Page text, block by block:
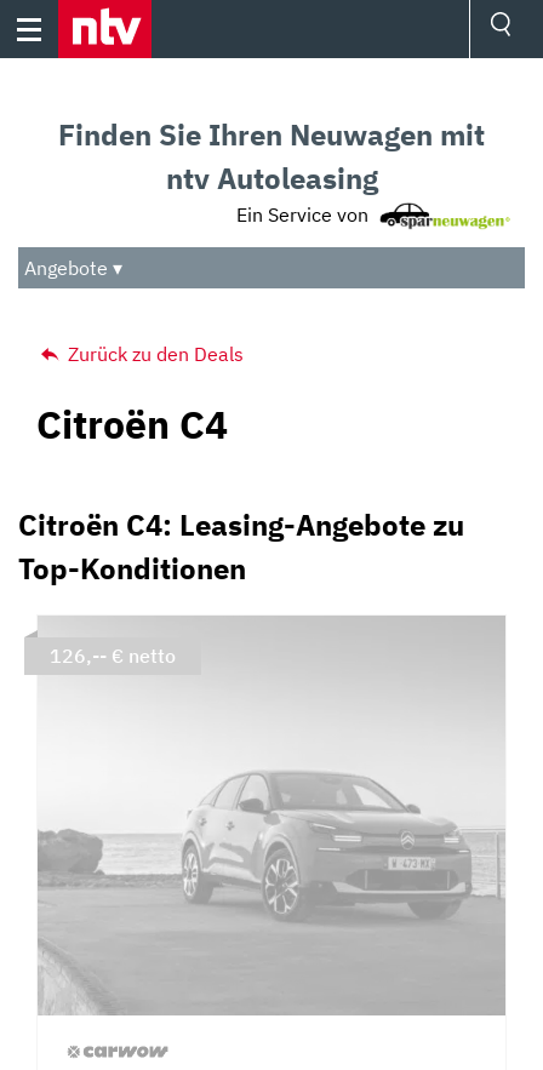
Skip
Audio
Das Beste
Finden Sie Ihren Neuwagen mit
ntv Autoleasing
Ein Service von
Angebote ▾
Zurück zu den Deals
Citroën C4
Citroën C4: Leasing-Angebote zu
Top-Konditionen
126,-- € netto